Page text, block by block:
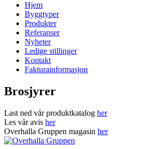
Hjem
Byggtyper
Produkter
Referanser
Nyheter
Ledige stillinger
Kontakt
Fakturainformasjon
Brosjyrer
Last ned vår produktkatalog her
Les vår avis her
Overhalla Gruppen magasin her